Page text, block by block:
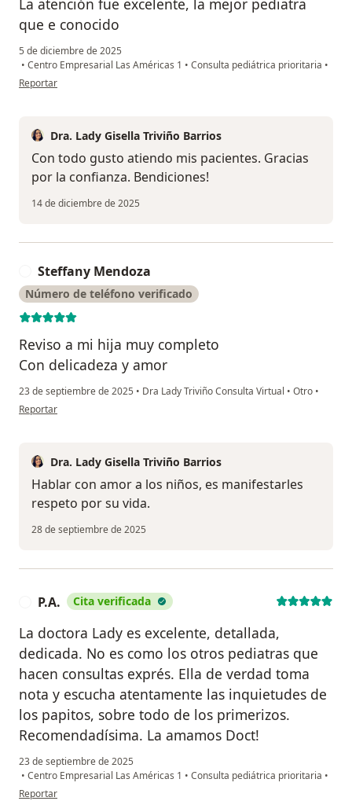
La atención fue excelente, la mejor pediatra
que e conocido
5 de diciembre de 2025
• Centro Empresarial Las Américas 1 • Consulta pediátrica prioritaria •
en opinión del usuario Maia
Reportar
Dra. Lady Gisella Triviño Barrios
Con todo gusto atiendo mis pacientes. Gracias
por la confianza. Bendiciones!
14 de diciembre de 2025
Steffany Mendoza
Número de teléfono verificado
Reviso a mi hija muy completo
Con delicadeza y amor
23 de septiembre de 2025 • Dra Lady Triviño Consulta Virtual • Otro •
en opinión del usuario Steffany Mendoza
Reportar
Dra. Lady Gisella Triviño Barrios
Hablar con amor a los niños, es manifestarles
respeto por su vida.
28 de septiembre de 2025
P.A. Cita verificada
La doctora Lady es excelente, detallada,
dedicada. No es como los otros pediatras que
hacen consultas exprés. Ella de verdad toma
nota y escucha atentamente las inquietudes de
los papitos, sobre todo de los primerizos.
Recomendadísima. La amamos Doct!
23 de septiembre de 2025
• Centro Empresarial Las Américas 1 • Consulta pediátrica prioritaria •
en opinión del usuario P.A.
Reportar